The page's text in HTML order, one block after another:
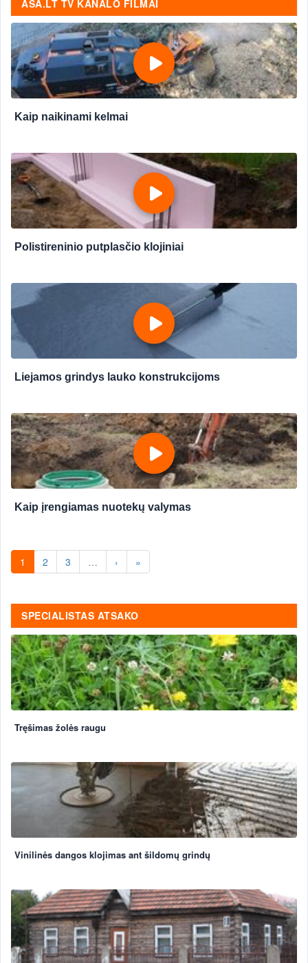
ASA.LT TV KANALO FILMAI
Kaip naikinami kelmai
Polistireninio putplasčio klojiniai
Liejamos grindys lauko konstrukcijoms
Kaip įrengiamas nuotekų valymas
1 2 3 … › »
SPECIALISTAS ATSAKO
Tręšimas žolės raugu
Vinilinės dangos klojimas ant šildomų grindų